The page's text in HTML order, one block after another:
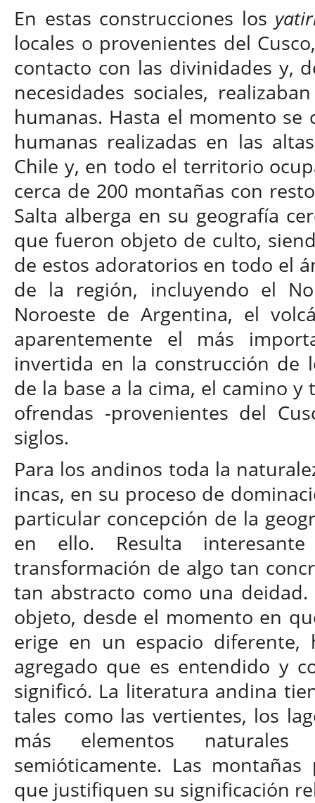
En estas construcciones los
locales o provenientes del
contacto con las divinidades y,
necesidades sociales,
humanas. Hasta el momento
humanas realizadas en las
Chile y, en todo el territorio
cerca de 200 montañas con
Salta alberga en su geografía
que fueron objeto de culto,
de estos adoratorios en todo el
de la región, incluyendo el
Noroeste de Argentina, el
aparentemente el más
invertida en la construcción de
de la base a la cima, el camino
ofrendas -provenientes del
siglos.
Para los andinos toda la
incas, en su proceso de
particular concepción de la
en ello. Resulta
transformación de algo tan
tan abstracto como una
objeto, desde el momento en
erige en un espacio
agregado que es entendido y
significó. La literatura andina
tales como las vertientes, los
más elementos naturales
semióticamente. Las
que justifiquen su significación